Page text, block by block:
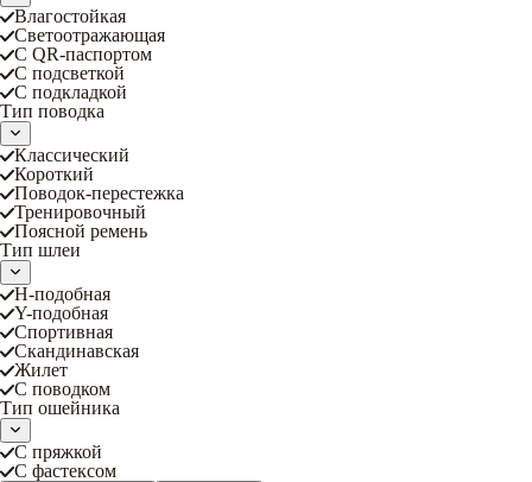
Влагостойкая
Светоотражающая
С QR-паспортом
С подсветкой
С подкладкой
Тип поводка
Классический
Короткий
Поводок-перестежка
Тренировочный
Поясной ремень
Тип шлеи
Н-подобная
Y-подобная
Спортивная
Скандинавская
Жилет
С поводком
Тип ошейника
С пряжкой
С фастексом